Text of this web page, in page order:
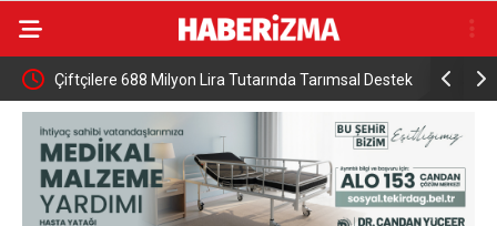
Çiftçilere 688 Milyon Lira Tutarında Tarımsal Destek
Ödemesi
DMM:
gerçek